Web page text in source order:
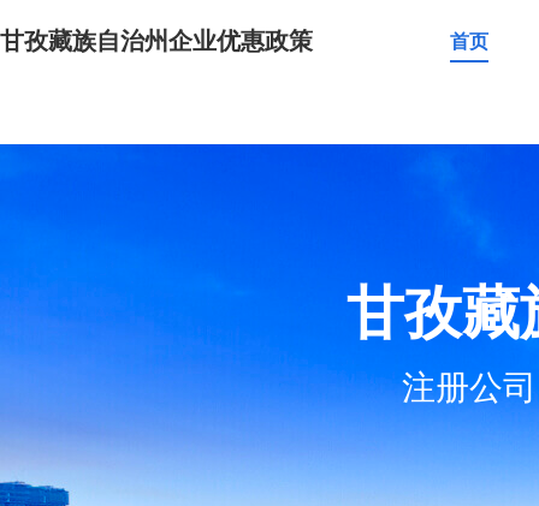
甘孜藏族自治州企业优惠政策 首页
甘孜藏
注册公